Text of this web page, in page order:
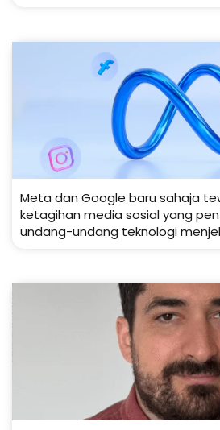
Meta dan Google baru sahaja
ketagihan media sosial yang
undang-undang teknologi